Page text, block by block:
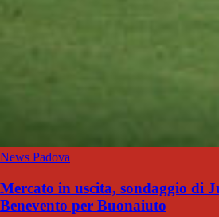
News Padova
Mercato in uscita, sondaggio di
Benevento per Buonaiuto